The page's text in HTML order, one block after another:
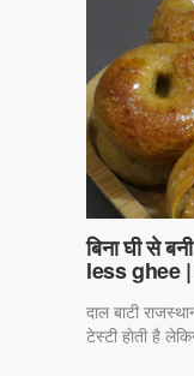
बिना घी से
less ghee
दाल बाटी
टेस्टी हाेती है